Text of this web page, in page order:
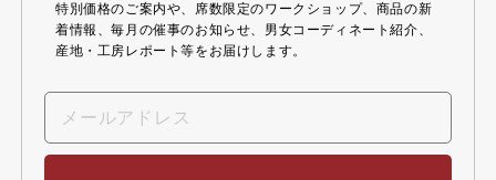
特別価格のご案内や、席数限定のワークショップ、商品の新
着情報、毎月の催事のお知らせ、男女コーディネート紹介、
産地・工房レポート等をお届けします。